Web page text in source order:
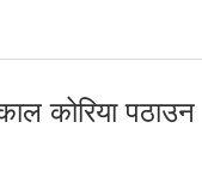
कोरिया पठाउन